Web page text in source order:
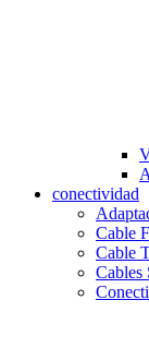
conectividad
Cable
Cable
Cables